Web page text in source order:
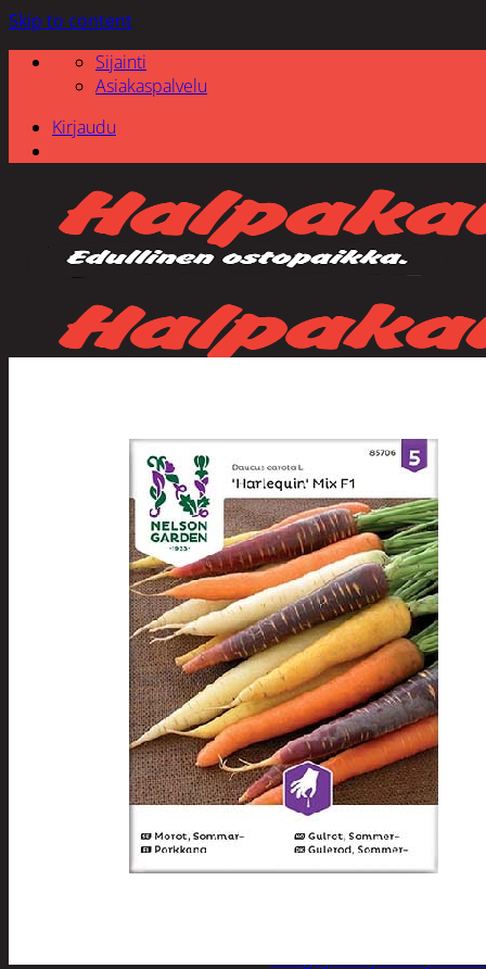
Skip to content
Sijainti
Asiakaspalvelu
Kirjaudu
Tuotevalikoima
Poistotuotteet
Kausituotteet
Joulu
Joulu- ja kausivalot
Eläimet ja tontut
Kyntteliköt
Valoketjut ja
Joulukoristeet
Kranssit ja
Tontut ja muut
Joulutekstiilit
Paketointi